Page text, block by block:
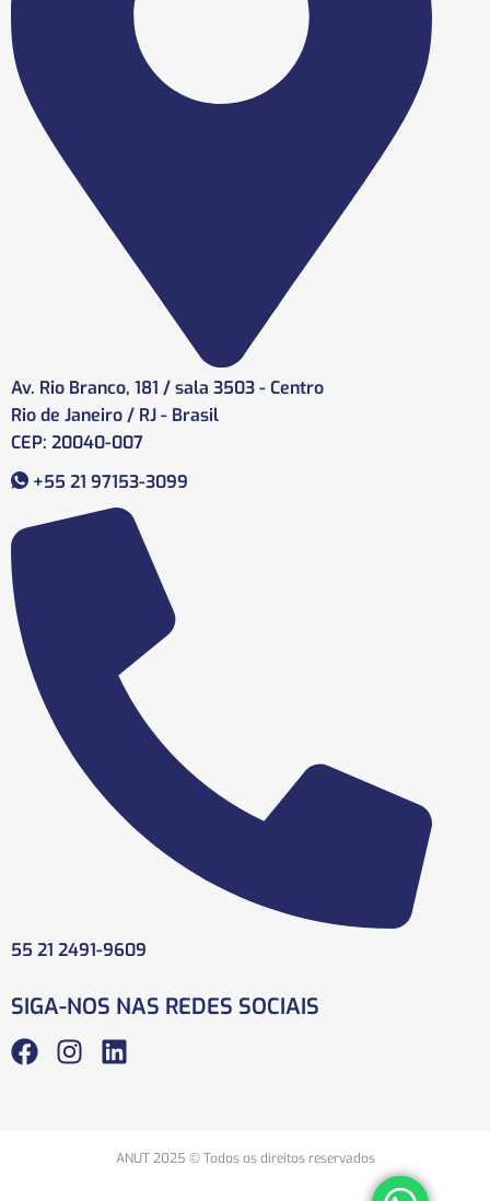
Av. Rio Branco, 181 / sala 3503 - Centro
Rio de Janeiro / RJ - Brasil
CEP: 20040-007
+55 21 97153-3099
55 21 2491-9609
SIGA-NOS NAS REDES SOCIAIS
ANUT 2025 © Todos os direitos reservados